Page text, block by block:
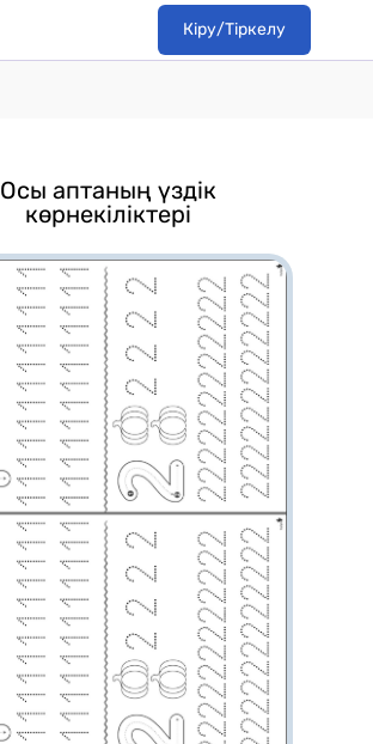
Кіру/Тіркелу
Осы аптаның үздік
көрнекіліктері